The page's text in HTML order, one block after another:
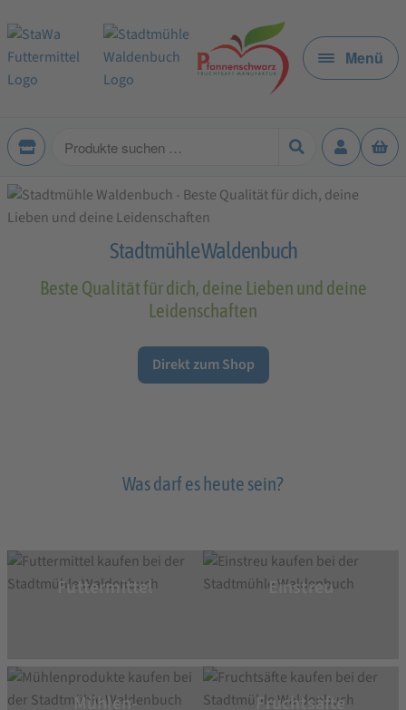
Zur
Navigation
springen
Zum
Inhalt
springen
Menü
Produkte
Stadtmühle Waldenbuch
Beste Qualität für dich, deine Lieben und deine
Leidenschaften
Direkt zum Shop
Was darf es heute sein?
Futtermittel Einstreu
Mühlen-
Fruchtsäfte